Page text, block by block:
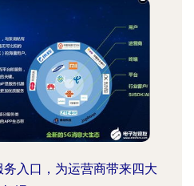
入口，为运营商带来四大